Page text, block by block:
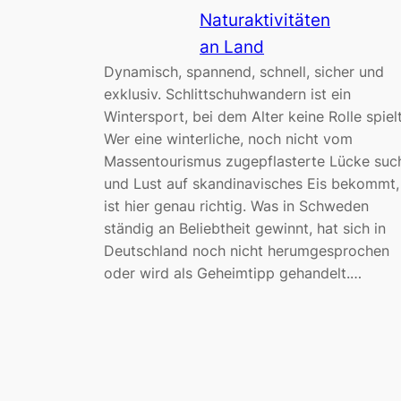
Naturaktivitäten
an Land
Dynamisch, spannend, schnell, sicher und
exklusiv. Schlittschuhwandern ist ein
Wintersport, bei dem Alter keine Rolle
Wer eine winterliche, noch nicht vom
Massentourismus zugepflasterte Lücke
und Lust auf skandinavisches Eis bekommt,
ist hier genau richtig. Was in Schweden
ständig an Beliebtheit gewinnt, hat sich in
Deutschland noch nicht herumgesprochen
oder wird als Geheimtipp gehandelt.…